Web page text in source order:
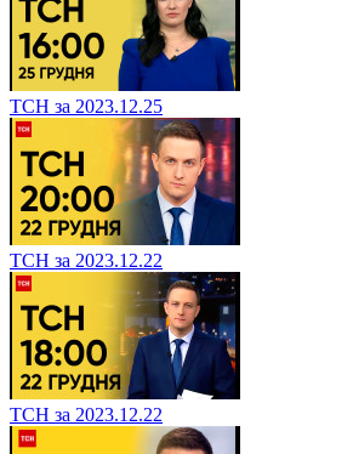
ТСН за 2023.12.25
ТСН за 2023.12.22
ТСН за 2023.12.22